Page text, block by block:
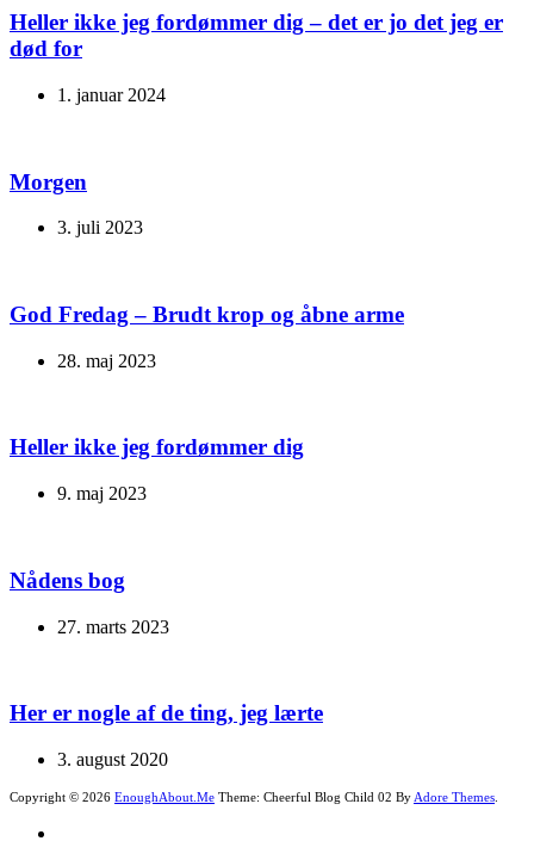
Heller ikke jeg fordømmer dig – det er jo det jeg er
død for
1. januar 2024
Morgen
3. juli 2023
God Fredag – Brudt krop og åbne arme
28. maj 2023
Heller ikke jeg fordømmer dig
9. maj 2023
Nådens bog
27. marts 2023
Her er nogle af de ting, jeg lærte
3. august 2020
Copyright © 2026 EnoughAbout.Me Theme: Cheerful Blog Child 02 By Adore Themes